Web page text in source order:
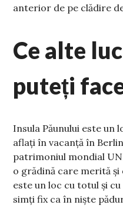
anterior de pe clădire
Ce alte
puteți
Insula Păunului este un
aflați în vacanță în
patrimoniul mondial
o grădină care merită și
este un loc cu totul și
simți fix ca în niște